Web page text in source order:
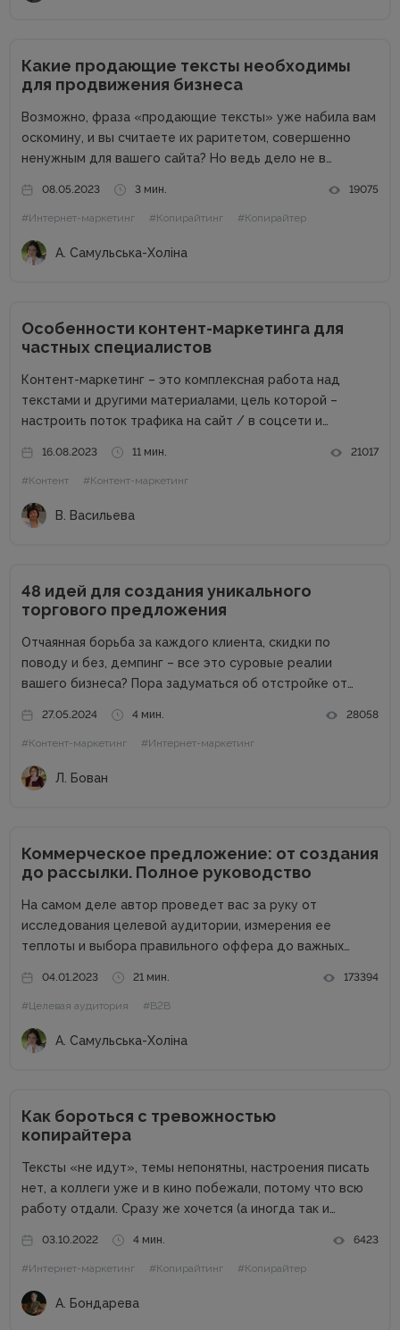
Какие продающие тексты необходимы
для продвижения бизнеса
Возможно, фраза «продающие тексты» уже набила вам
оскомину, и вы считаете их раритетом, совершенно
ненужным для вашего сайта? Но ведь дело не в
которые помогают любому бизнес-сайту продавать. А
называть их...
08.05.2023 3 мин. 19075
#Интернет-маркетинг #Копирайтинг #Копирайтер
А. Самульська-Холіна
Особенности контент-маркетинга для
частных специалистов
Контент-маркетинг – это комплексная работа над
текстами и другими материалами, цель которой –
настроить поток трафика на сайт / в соцсети и
маркетинге для компаний в сети много. А вот как быть
частным специалистам, которые...
16.08.2023 11 мин. 21017
#Контент #Контент-маркетинг
В. Васильева
48 идей для создания уникального
торгового предложения
Отчаянная борьба за каждого клиента, скидки по
поводу и без, демпинг – все это суровые реалии
вашего бизнеса? Пора задуматься об отстройке от
как выделиться среди аналогичных компаний, привлечь
внимание к продуктам...
27.05.2024 4 мин. 28058
#Контент-маркетинг #Интернет-маркетинг
Л. Бован
Коммерческое предложение: от создания
до рассылки. Полное руководство
На самом деле автор проведет вас за руку от
исследования целевой аудитории, измерения ее
теплоты и выбора правильного оффера до важных
клиенту. В процессе составления и отправления
коммерческого предложения важен абсолютно каждый
этап, поэтому...
04.01.2023 21 мин. 173394
#Целевая аудитория #B2B
А. Самульська-Холіна
Как бороться с тревожностью
копирайтера
Тексты «не идут», темы непонятны, настроения писать
нет, а коллеги уже и в кино побежали, потому что всю
работу отдали. Сразу же хочется (а иногда так и
неожиданно появилась бабушка, которая в Австралии
завещала...
03.10.2022 4 мин. 6423
#Интернет-маркетинг #Копирайтинг #Копирайтер
А. Бондарева